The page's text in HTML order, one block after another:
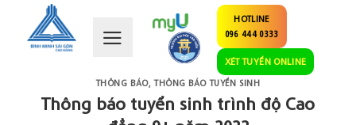
content
HOTLINE
096 444 0333
XÉT TUYỂN ONLINE
THÔNG BÁO,THÔNG BÁO TUYỂN SINH
Thông báo tuyển sinh trình độ Cao